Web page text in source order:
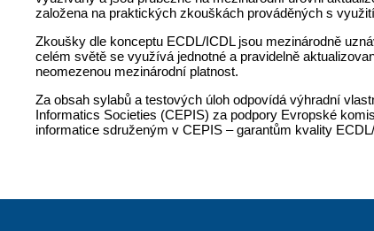
založena na praktických zkouškách prováděných s
Zkoušky dle konceptu ECDL/ICDL jsou mezinárodně
celém světě se využívá jednotné a pravidelně
neomezenou mezinárodní platnost.
Za obsah sylabů a testových úloh odpovídá výhradní
Informatics Societies (CEPIS) za podpory Evropské
informatice sdruženým v CEPIS – garantům kvality